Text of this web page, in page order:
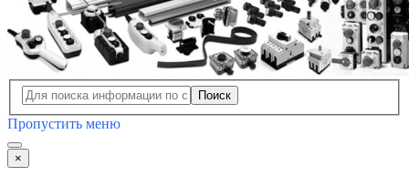
Поиск
Пропустить меню
×